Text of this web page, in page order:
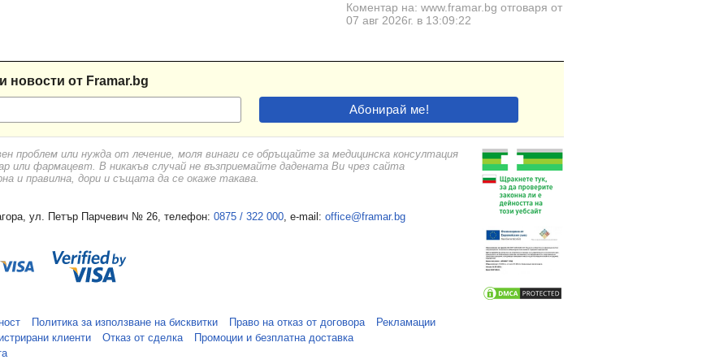
Коментар на: www.framar.bg отговаря от
07 авг 2026г. в 13:09:22
новости от Framar.bg
проблем или нужда от лечение, моля винаги се обръщайте за медицинска консултация
или фармацевт. В никакъв случай не възприемайте дадената Ви чрез сайта
и правилна, дори и същата да се окаже такава.
ул. Петър Парчевич № 26, телефон: 0875 / 322 000 , e-mail: office@framar.bg
Политика за използване на бисквитки Право на отказ от договора
Рекламации
клиенти Отказ от сделка
Промоции и безплатна доставка